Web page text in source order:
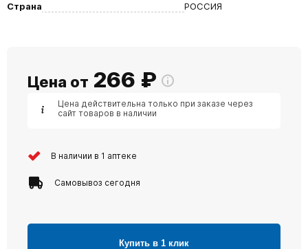
Страна
РОССИЯ
Цена от 266 ₽
Цена действительна только при заказе через
сайт товаров в наличии
В наличии в 1 аптеке
Самовывоз сегодня
Купить в 1 клик